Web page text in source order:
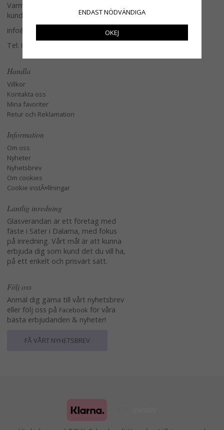
Varmt välkommen att kontakta vår
kundtjänst.
info@glasverandan.se
Tel: 079-3495968
Handla
Villkor
Kontakta oss
Mina favoriter
Retur och Reklamation
Information
Om oss
Nyheter
Nyhetsbrev
Om cookies
Cookie instÃ¤llningar
Lantlig inredning
Glasverandan är ett företag med
fäste i Säter i Dalarna, med fokus
på inredning. Vårt mål är att kunna
erbjuda dig som kund det du vill ha,
på ett enkelt och prisvärt sätt.
Följ oss
Anmäl dig gärna till vårt nyhetsbrev
eller följ oss på Facebook för våra
bästa erbjudanden & nyheter!
FÅ VÅRT NYHETSBREV
ENDAST NÖDVÄNDIGA
OKEJ